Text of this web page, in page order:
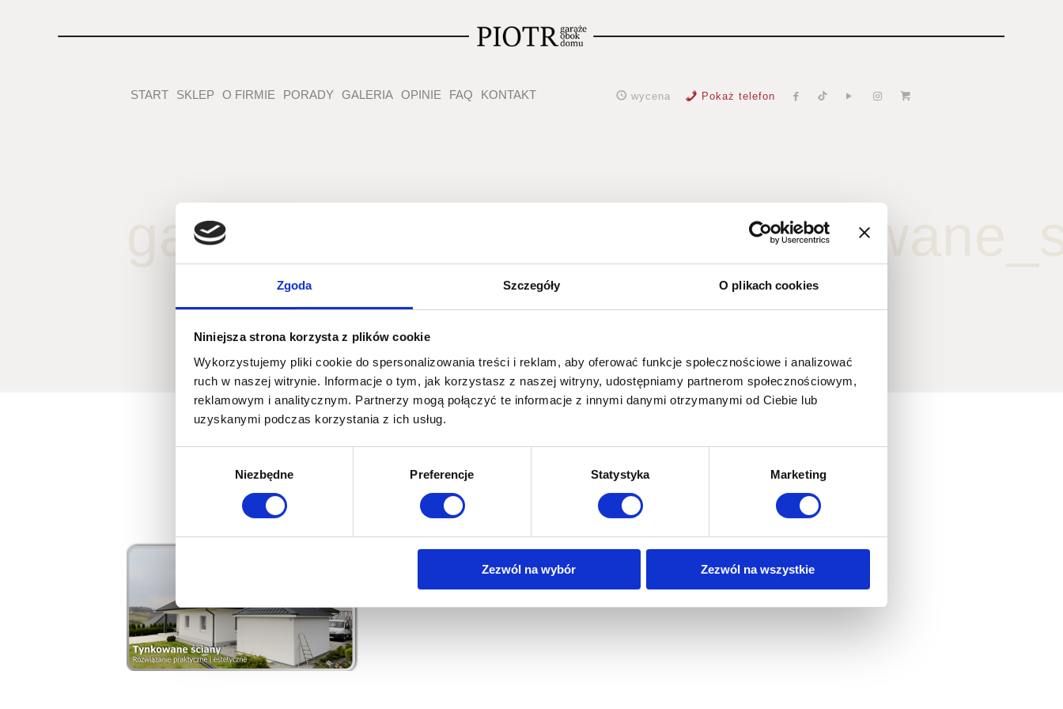
Zgoda Szczegóły O plikach cookies
Niniejsza strona korzysta z plików cookie
Wykorzystujemy pliki cookie do spersonalizowania treści i reklam, aby oferować funkcje społecznościowe i analizować
ruch w naszej witrynie. Informacje o tym, jak korzystasz z naszej witryny, udostępniamy partnerom społecznościowym,
reklamowym i analitycznym. Partnerzy mogą połączyć te informacje z innymi danymi otrzymanymi od Ciebie lub
uzyskanymi podczas korzystania z ich usług.
Niezbędne Preferencje Statystyka Marketing
Zezwól na wybór Zezwól na wszystkie
START SKLEP O FIRMIE PORADY GALERIA OPINIE FAQ KONTAKT wycena Pokaż telefon